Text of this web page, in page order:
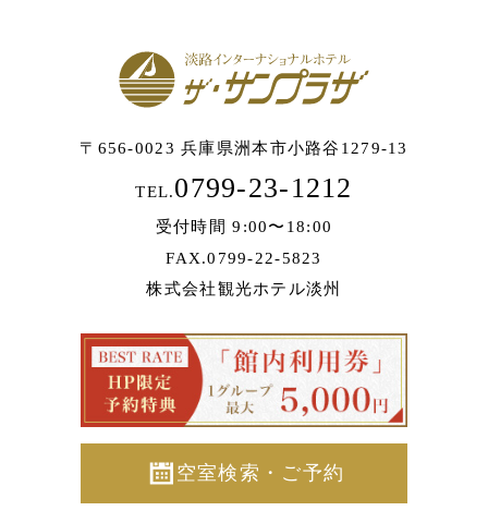
〒656-0023 兵庫県洲本市小路谷1279-13
TEL.0799-23-1212
受付時間 9:00〜18:00
FAX.0799-22-5823
株式会社観光ホテル淡州
空室検索・ご予約